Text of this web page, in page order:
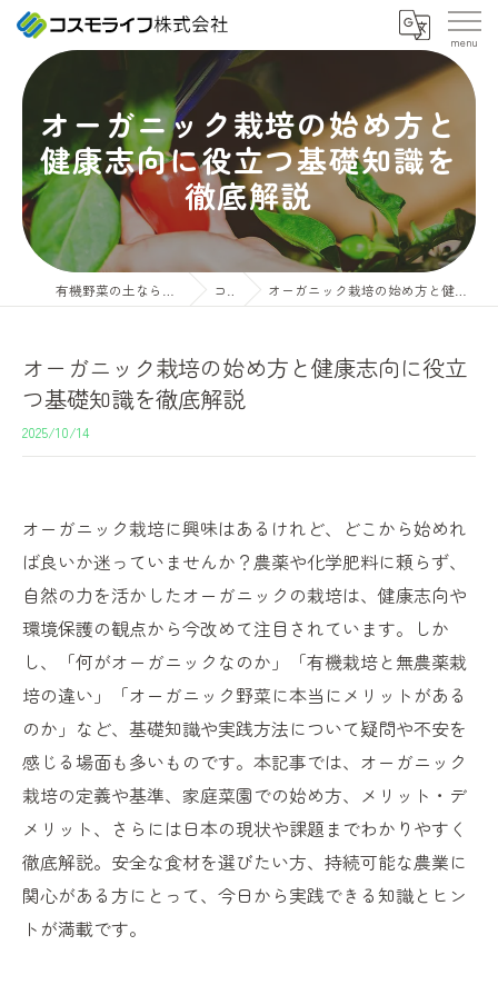
オーガニック栽培の始め方と
健康志向に役立つ基礎知識を
徹底解説
コラム オーガニック栽培の始め方と健康志向に役立つ基礎知識を徹底解説
オーガニック栽培の始め方と健康志向に役立
つ基礎知識を徹底解説
2025/10/14
オーガニック栽培に興味はあるけれど、どこから始めれ
ば良いか迷っていませんか？農薬や化学肥料に頼らず、
自然の力を活かしたオーガニックの栽培は、健康志向や
環境保護の観点から今改めて注目されています。しか
し、「何がオーガニックなのか」「有機栽培と無農薬栽
培の違い」「オーガニック野菜に本当にメリットがある
のか」など、基礎知識や実践方法について疑問や不安を
感じる場面も多いものです。本記事では、オーガニック
栽培の定義や基準、家庭菜園での始め方、メリット・デ
メリット、さらには日本の現状や課題までわかりやすく
徹底解説。安全な食材を選びたい方、持続可能な農業に
関心がある方にとって、今日から実践できる知識とヒン
トが満載です。